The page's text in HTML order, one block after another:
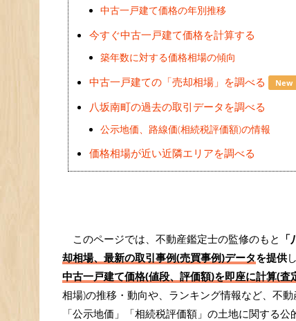
中古一戸建て価格の年別推移
今すぐ中古一戸建て価格を計算する
築年数に対する価格相場の傾向
中古一戸建ての「売却相場」を調べる New
八坂南町の過去の取引データを調べる
公示地価、路線価(相続税評価額)の情報
価格相場が近い近隣エリアを調べる
このページでは、不動産鑑定士の監修のもと
却相場、最新の取引事例(売買事例)データを提供
中古一戸建て価格(値段、評価額)を即座に計算(査
相場)の推移・動向や、ランキング情報など、不
「公示地価」「相続税評価額」の土地に関する公